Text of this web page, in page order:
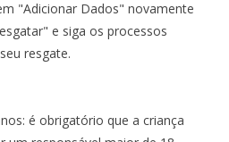
"Adicionar Dados" novamente
e siga os processos
resgate.
é obrigatório que a criança